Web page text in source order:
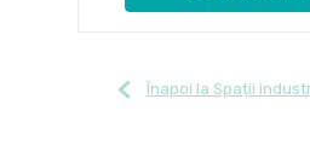
Înapoi la Spații